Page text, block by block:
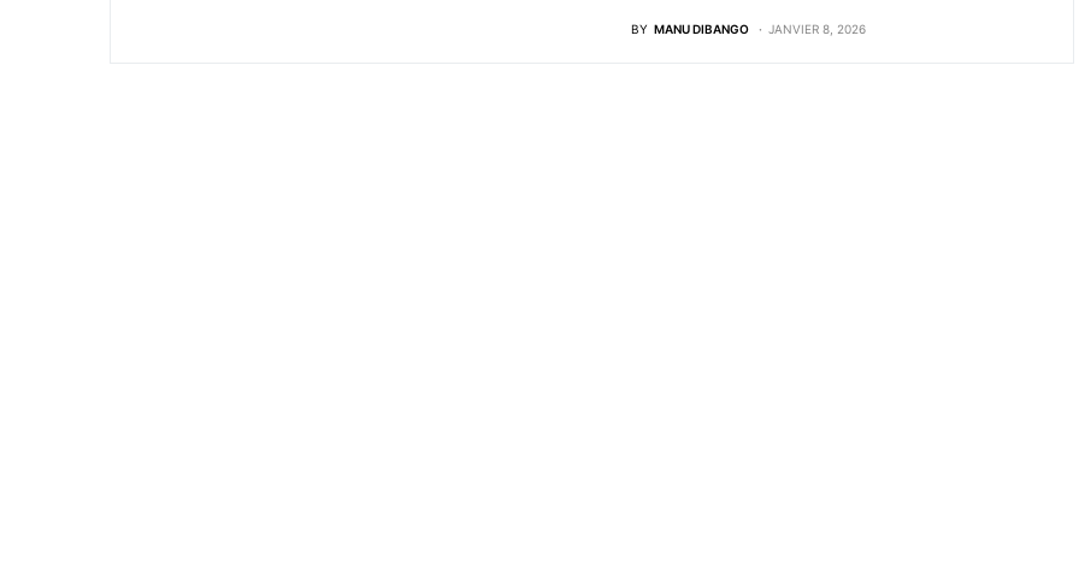
BY MANU DIBANGO JANVIER 8, 2026